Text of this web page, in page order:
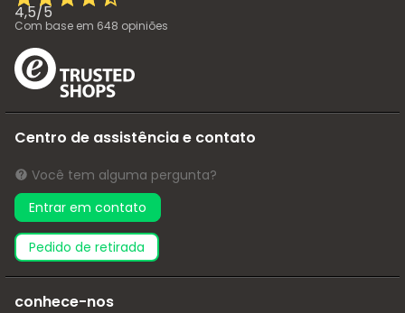
4,5/5
Com base em 648 opiniões
Centro de assistência e contato
Você tem alguma pergunta?
Entrar em contato
pedido de retirada
conhece-nos